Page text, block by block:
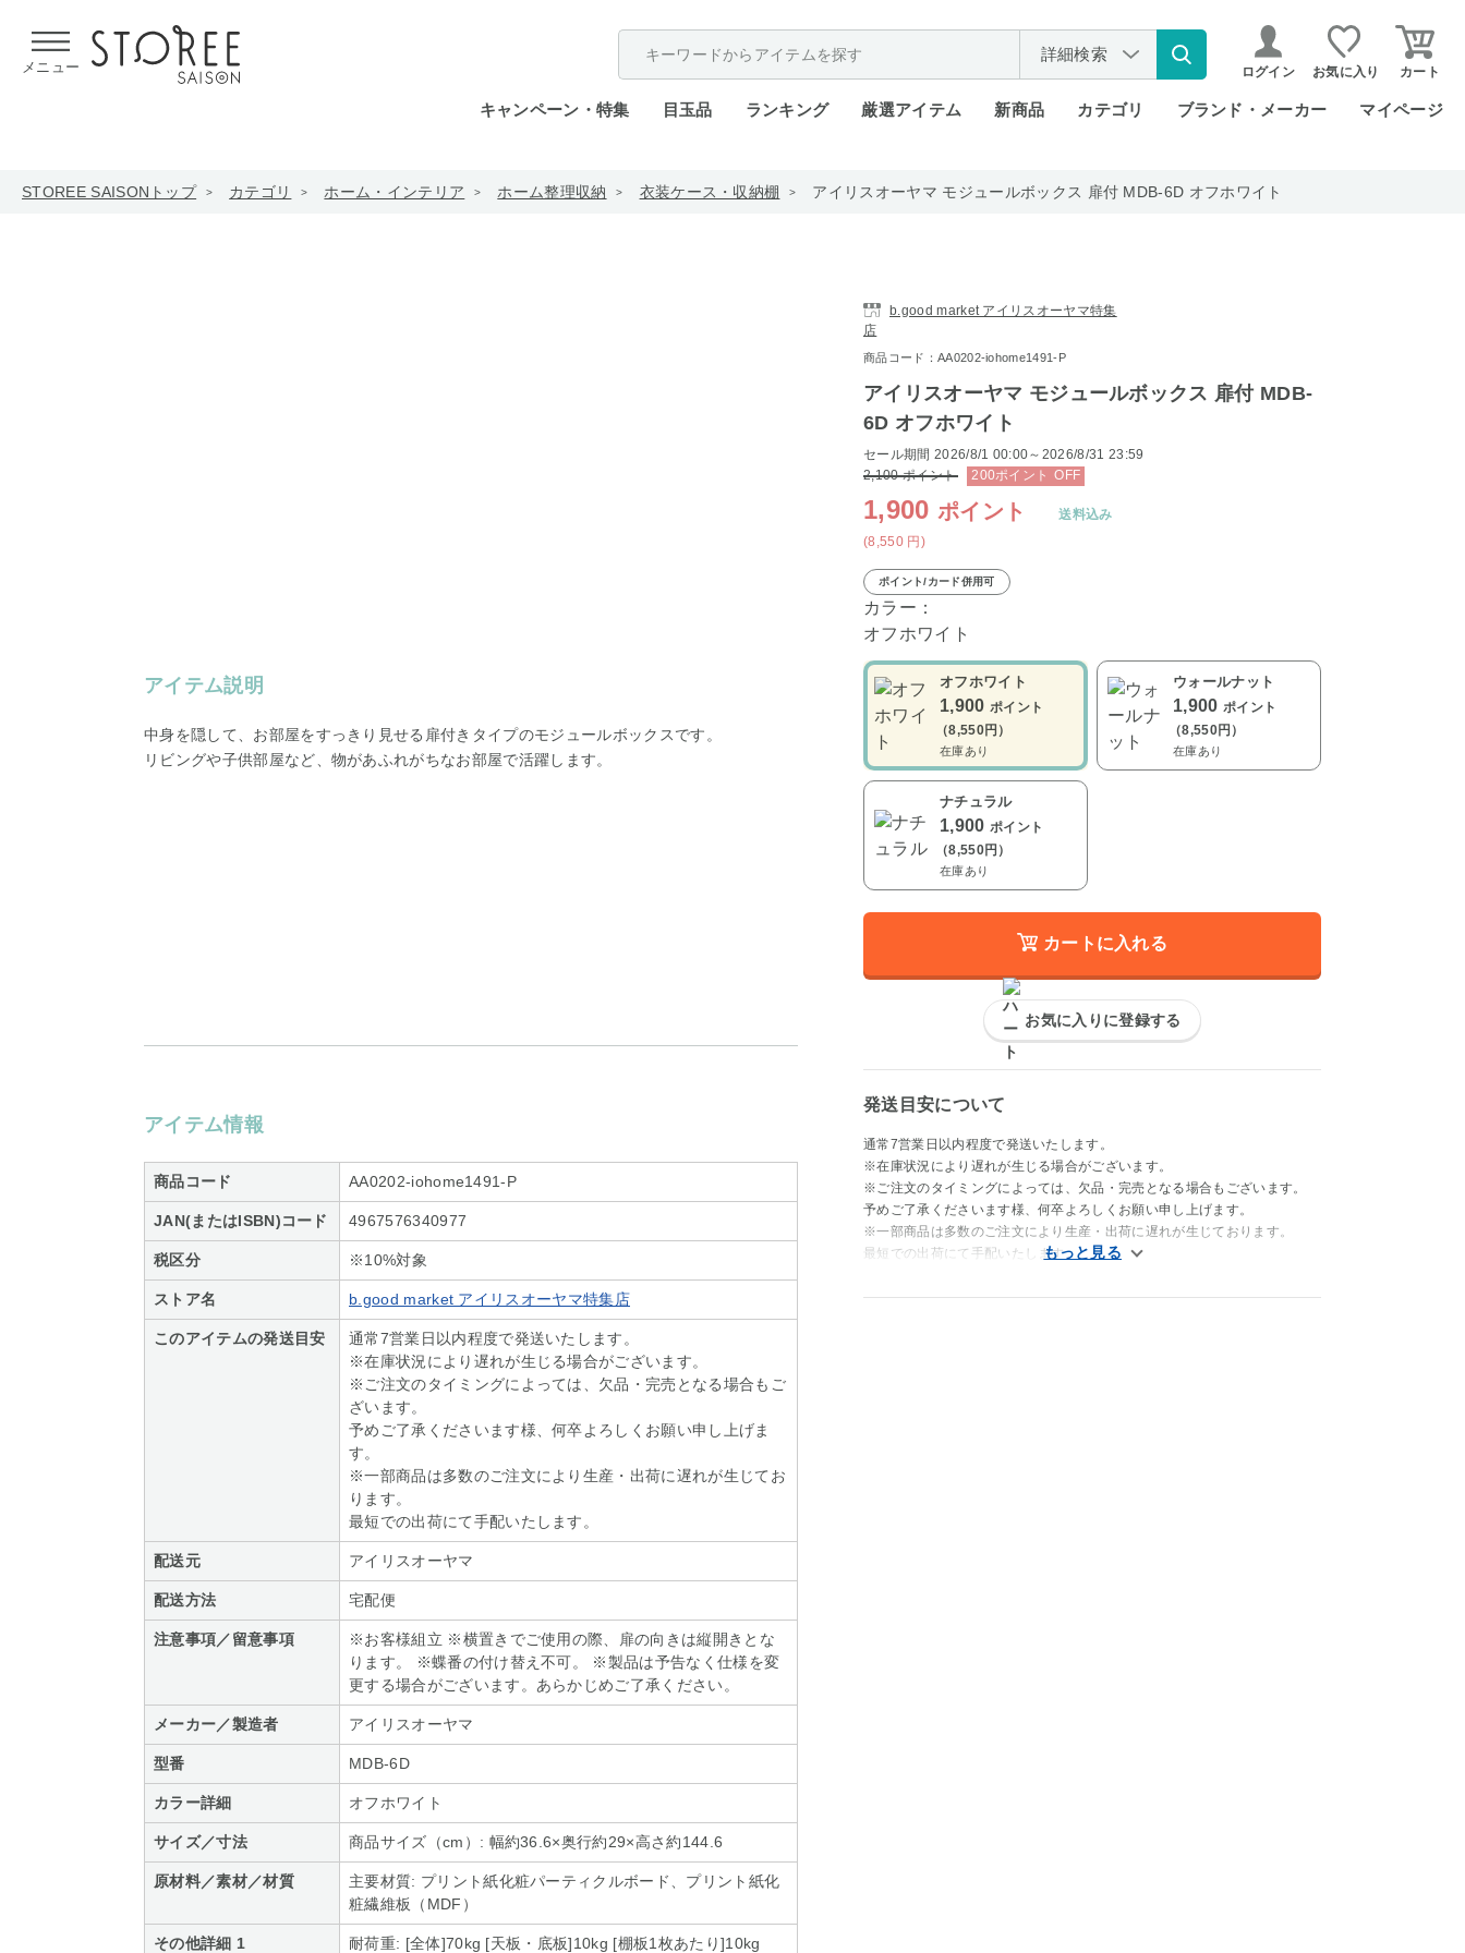
メニュー
詳細検索
ログイン お気に入り カート
キャンペーン・特集 目玉品 ランキング 厳選アイテム 新商品 カテゴリ ブランド・メーカー マイページ
STOREE SAISONトップ カテゴリ ホーム・インテリア ホーム整理収納 衣装ケース・収納棚 アイリスオーヤマ モジュールボックス 扉付 MDB-6D オフホワイト
アイテム説明
中身を隠して、お部屋をすっきり見せる扉付きタイプのモジュールボックスです。
リビングや子供部屋など、物があふれがちなお部屋で活躍します。
アイテム情報
商品コード AA0202-iohome1491-P
JAN(またはISBN)コード 4967576340977
税区分 ※10%対象
ストア名 b.good market アイリスオーヤマ特集店
このアイテムの発送目安
通常7営業日以内程度で発送いたします。
※在庫状況により遅れが生じる場合がございます。
※ご注文のタイミングによっては、欠品・完売となる場合もご
ざいます。
予めご了承くださいます様、何卒よろしくお願い申し上げま
す。
※一部商品は多数のご注文により生産・出荷に遅れが生じてお
ります。
最短での出荷にて手配いたします。
配送元 アイリスオーヤマ
配送方法 宅配便
注意事項／留意事項
※お客様組立 ※横置きでご使用の際、扉の向きは縦開きとな
ります。 ※蝶番の付け替え不可。 ※製品は予告なく仕様を変
更する場合がございます。あらかじめご了承ください。
メーカー／製造者 アイリスオーヤマ
型番 MDB-6D
カラー詳細 オフホワイト
サイズ／寸法 商品サイズ（cm）: 幅約36.6×奥行約29×高さ約144.6
原材料／素材／材質
主要材質: プリント紙化粧パーティクルボード、プリント紙化
粧繊維板（MDF）
その他詳細 1 耐荷重: [全体]70kg [天板・底板]10kg [棚板1枚あたり]10kg
b.good market アイリスオーヤマ特集
店
商品コード：AA0202-iohome1491-P
アイリスオーヤマ モジュールボックス 扉付 MDB-
6D オフホワイト
セール期間 2026/8/1 00:00～2026/8/31 23:59
2,100ポイント 200ポイント OFF
1,900 ポイント
(8,550 円 )
送料込み
ポイント/カード併用可
カラー：
オフホワイト
オフホワイト
1,900 ポイント
（8,550円）
在庫あり
ウォールナット
1,900 ポイント
（8,550円）
在庫あり
ナチュラル
1,900 ポイント
（8,550円）
在庫あり
カートに入れる
お気に入りに登録する
発送目安について
通常7営業日以内程度で発送いたします。
※在庫状況により遅れが生じる場合がございます。
※ご注文のタイミングによっては、欠品・完売となる場合もございます。
予めご了承くださいます様、何卒よろしくお願い申し上げます。
※一部商品は多数のご注文により生産・出荷に遅れが生じております。
最短での出荷にて手配いたします。